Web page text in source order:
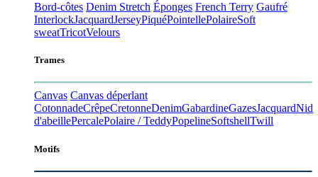
Bord-côtes Denim Stretch Éponges French Terry Gaufré
InterlockJacquardJerseyPiquéPointellePolaireSoft
sweatTricotVelours
Trames
Canvas Canvas déperlant
CotonnadeCrêpeCretonneDenimGabardineGazesJacquardNid
d'abeillePercalePolaire / TeddyPopelineSoftshellTwill
Motifs